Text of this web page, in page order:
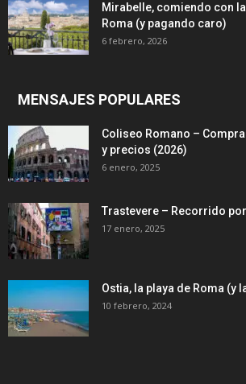
Mirabelle, comiendo con
Roma (y pagando caro)
6 febrero, 2026
MENSAJES POPULARES
Coliseo Romano –
y precios (2026)
6 enero, 2025
Trastevere – Recorrido
17 enero, 2025
Ostia, la playa de Roma (y
10 febrero, 2024